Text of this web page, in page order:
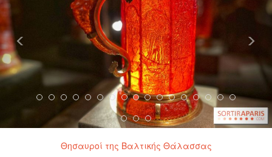
< >
Θησαυροί της Βαλτικής Θάλασσας